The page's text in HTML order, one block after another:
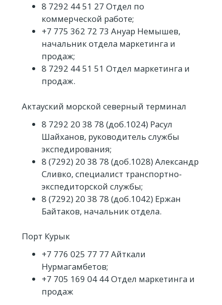
8 7292 44 51 27 Отдел по
коммерческой работе;
+7 775 362 72 73 Ануар Немышев,
начальник отдела маркетинга и
продаж;
8 7292 44 51 51 Отдел маркетинга и
продаж.
Актауский морской северный терминал
8 7292 20 38 78 (доб.1024) Расул
Шайханов, руководитель службы
экспедирования;
8 (7292) 20 38 78 (доб.1028) Александр
Сливко, специалист транспортно-
экспедиторской службы;
8 (7292) 20 38 78 (доб.1042) Ержан
Байтаков, начальник отдела.
Порт Курык
+7 776 025 77 77 Айткали
Нурмагамбетов;
+7 705 169 04 44 Отдел маркетинга и
продаж